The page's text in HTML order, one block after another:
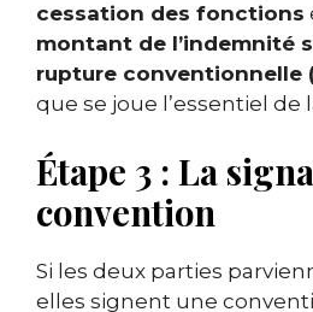
cessation des fonctions
montant de l’indemnité
rupture conventionnelle
que se joue l’essentiel de
Étape 3 : La
convention
Si les deux parties
elles signent une